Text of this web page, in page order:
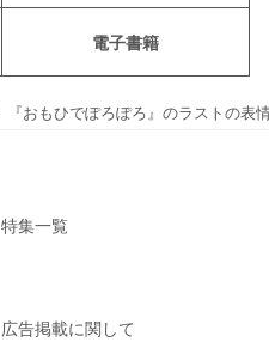
電子書籍
『おもひでぽろぽろ』のラストの表
特集一覧
広告掲載に関して